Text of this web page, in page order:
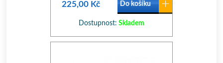
225,00 Kč Do košíku
Dostupnost: Skladem